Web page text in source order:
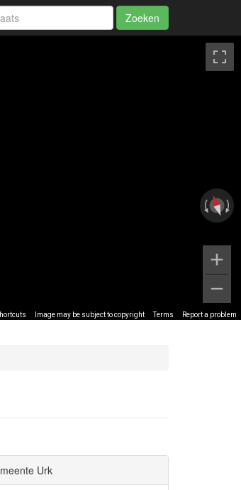
Zoeken
Image may be subject to copyright Terms Report a problem
Urk